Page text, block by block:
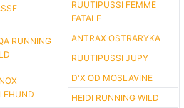
RUUTIPUSSI FEMME
FATALE
RUNNING
ANTRAX OSTRARYKA
RUUTIPUSSI JUPY
D'X OD MOSLAVINE
HEIDI RUNNING WILD